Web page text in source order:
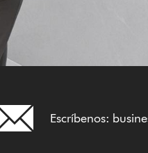
Escríbenos: